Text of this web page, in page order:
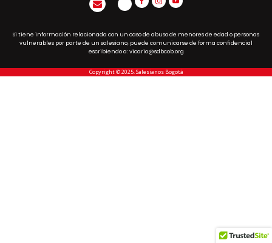
Si tiene información relacionada con un caso de abuso de menores de edad o personas
vulnerables por parte de un salesiano, puede comunicarse de forma confidencial
escribiendo a: vicario@sdbcob.org
Copyright © 2025. Salesianos Bogotá